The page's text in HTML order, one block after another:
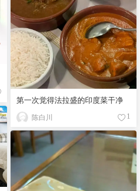
第一次觉得法拉盛的印度菜干净
陈白川 1